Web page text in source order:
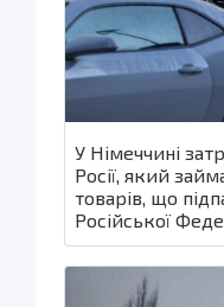
У Німеччині
Росії, який
товарів, що
Російської